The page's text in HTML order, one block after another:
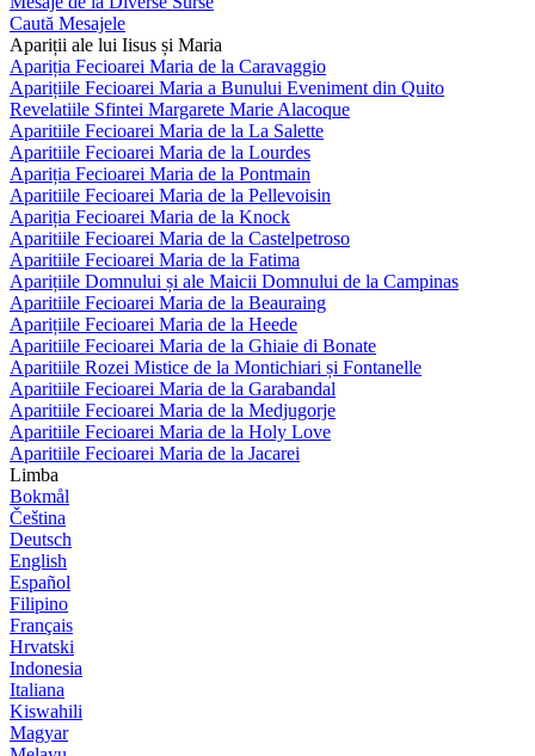
Caută Mesajele
Apariții ale lui Iisus și Maria
Apariția Fecioarei Maria de la Caravaggio
Aparițiile Fecioarei Maria a Bunului Eveniment din Quito
Revelatiile Sfintei Margarete Marie Alacoque
Aparitiile Fecioarei Maria de la La Salette
Aparitiile Fecioarei Maria de la Lourdes
Apariția Fecioarei Maria de la Pontmain
Aparitiile Fecioarei Maria de la Pellevoisin
Apariția Fecioarei Maria de la Knock
Aparitiile Fecioarei Maria de la Castelpetroso
Aparitiile Fecioarei Maria de la Fatima
Aparițiile Domnului și ale Maicii Domnului de la Campinas
Aparitiile Fecioarei Maria de la Beauraing
Aparițiile Fecioarei Maria de la Heede
Aparitiile Fecioarei Maria de la Ghiaie di Bonate
Aparitiile Rozei Mistice de la Montichiari și Fontanelle
Aparitiile Fecioarei Maria de la Garabandal
Aparitiile Fecioarei Maria de la Medjugorje
Aparitiile Fecioarei Maria de la Holy Love
Aparitiile Fecioarei Maria de la Jacarei
Limba
Bokmål
Čeština
Deutsch
English
Español
Filipino
Français
Hrvatski
Indonesia
Italiana
Kiswahili
Magyar